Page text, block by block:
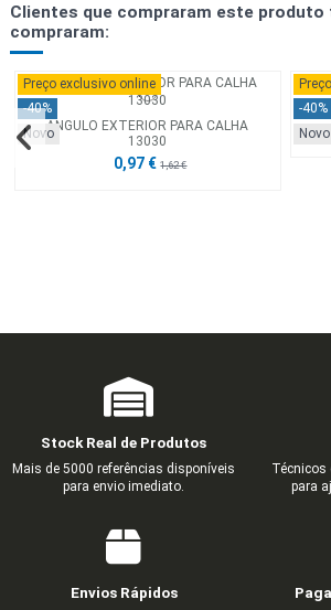
Clientes que compraram este produto
compraram:
Preço exclusivo online
-40%
NovoANGULO EXTERIOR PARA CALHA
13030
0,97 €1,62 €
-40%
Novo
Stock Real de Produtos
Mais de 5000 referências disponíveis
para envio imediato.
Técnicos
para
Envios Rápidos